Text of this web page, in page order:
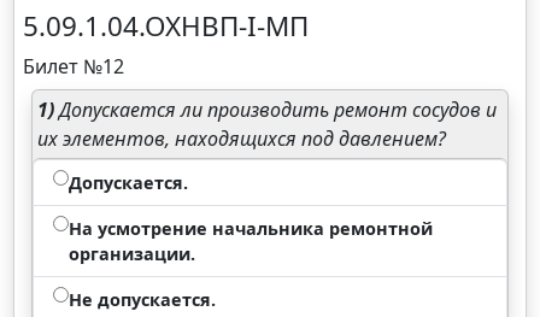
5.09.1.04.ОХНВП-I-МП
Билет №12
1)Допускается ли производить ремонт сосудов и
их элементов, находящихся под давлением?
Допускается.
На усмотрение начальника ремонтной
организации.
Не допускается.